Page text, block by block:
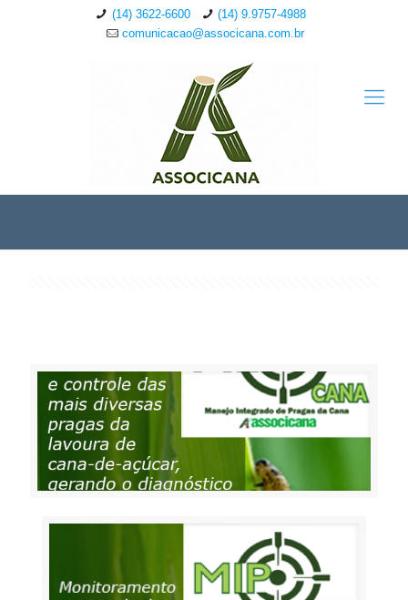
(14) 3622-6600
(14) 9.9757-4988
comunicacao@associcana.com.br